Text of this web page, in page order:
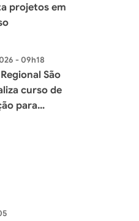
projetos em
- 09h18
São
curso de
para